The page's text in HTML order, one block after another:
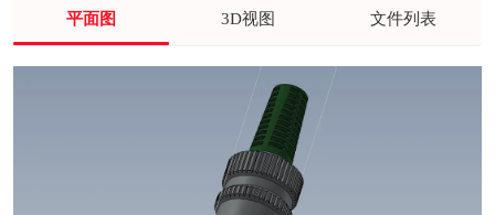
平面图 3D视图 文件列表